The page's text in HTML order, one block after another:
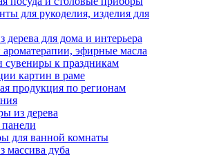
для рукоделия, изделия для
дерева для дома и интерьера
эфирные масла
сувениры к праздникам
картин в раме
продукция по регионам
из дерева
для ванной комнаты
массива дуба